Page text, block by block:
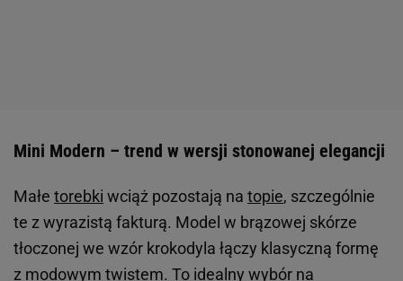
Mini Modern – trend w wersji stonowanej elegancji
Małe torebki wciąż pozostają na topie, szczególnie
te z wyrazistą fakturą. Model w brązowej skórze
tłoczonej we wzór krokodyla łączy klasyczną formę
z modowym twistem. To idealny wybór na